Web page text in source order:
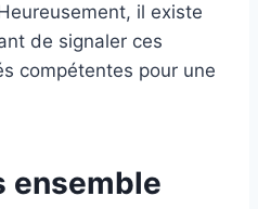
il existe
de signaler ces
compétentes pour une
ensemble